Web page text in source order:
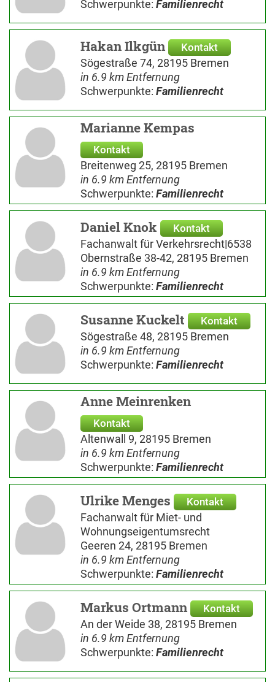
Schwerpunkte: Familienrecht
Hakan Ilkgün Kontakt
Sögestraße 74, 28195 Bremen
in 6.9 km Entfernung
Schwerpunkte: Familienrecht
Marianne Kempas
Kontakt
Breitenweg 25, 28195 Bremen
in 6.9 km Entfernung
Schwerpunkte: Familienrecht
Daniel Knok Kontakt
Fachanwalt für Verkehrsrecht|6538
Obernstraße 38-42, 28195 Bremen
in 6.9 km Entfernung
Schwerpunkte: Familienrecht
Susanne Kuckelt Kontakt
Sögestraße 48, 28195 Bremen
in 6.9 km Entfernung
Schwerpunkte: Familienrecht
Anne Meinrenken
Kontakt
Altenwall 9, 28195 Bremen
in 6.9 km Entfernung
Schwerpunkte: Familienrecht
Ulrike Menges Kontakt
Fachanwalt für Miet- und
Wohnungseigentumsrecht
Geeren 24, 28195 Bremen
in 6.9 km Entfernung
Schwerpunkte: Familienrecht
Markus Ortmann Kontakt
An der Weide 38, 28195 Bremen
in 6.9 km Entfernung
Schwerpunkte: Familienrecht